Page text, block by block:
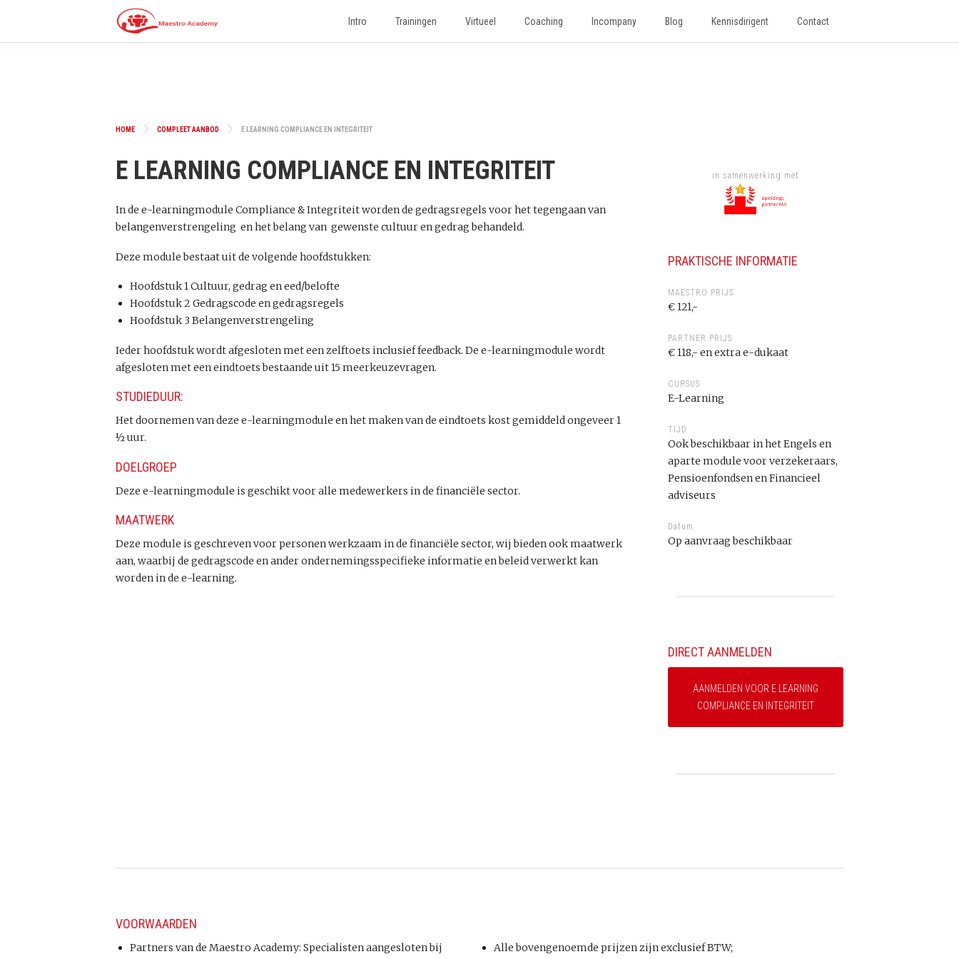
Intro Trainingen Virtueel Coaching Incompany Blog Kennisdirigent Contact
HOME COMPLEET AANBOD E LEARNING COMPLIANCE EN INTEGRITEIT
E LEARNING COMPLIANCE EN INTEGRITEIT
In de e-learningmodule Compliance & Integriteit worden de gedragsregels voor het tegengaan van
belangenverstrengeling en het belang van gewenste cultuur en gedrag behandeld.
Deze module bestaat uit de volgende hoofdstukken:
Hoofdstuk 1 Cultuur, gedrag en eed/belofte
Hoofdstuk 2 Gedragscode en gedragsregels
Hoofdstuk 3 Belangenverstrengeling
Ieder hoofdstuk wordt afgesloten met een zelftoets inclusief feedback. De e-learningmodule wordt
afgesloten met een eindtoets bestaande uit 15 meerkeuzevragen.
STUDIEDUUR:
Het doornemen van deze e-learningmodule en het maken van de eindtoets kost gemiddeld ongeveer 1
½ uur.
DOELGROEP
Deze e-learningmodule is geschikt voor alle medewerkers in de financiële sector.
MAATWERK
Deze module is geschreven voor personen werkzaam in de financiële sector, wij bieden ook maatwerk
aan, waarbij de gedragscode en ander ondernemingsspecifieke informatie en beleid verwerkt kan
worden in de e-learning.
in samenwerking met
PRAKTISCHE INFORMATIE
MAESTRO PRIJS
€ 121,-
PARTNER PRIJS
€ 118,- en extra e-dukaat
CURSUS
E-Learning
TIJD
Ook beschikbaar in het Engels en
aparte module voor verzekeraars,
Pensioenfondsen en Financieel
adviseurs
Datum
Op aanvraag beschikbaar
DIRECT AANMELDEN
AANMELDEN VOOR E LEARNING
COMPLIANCE EN INTEGRITEIT
VOORWAARDEN
Partners van de Maestro Academy: Specialisten aangesloten bij
Alle bovengenoemde prijzen zijn exclusief BTW;